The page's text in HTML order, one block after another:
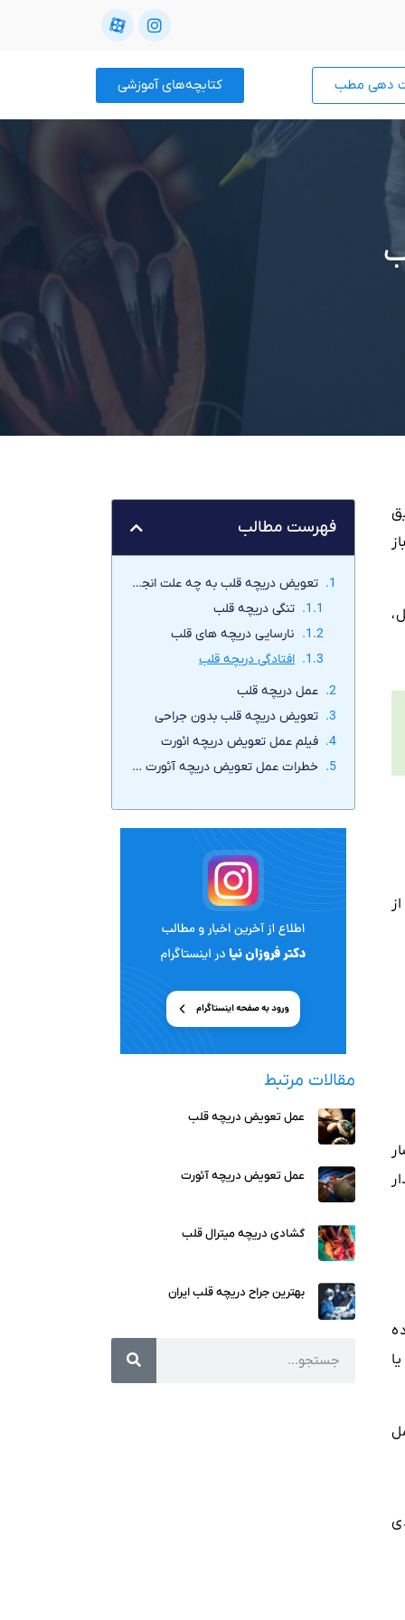
دهی مطب کتابچه‌های آموزشی
فهرست مطالب
تعویض دریچه قلب به چه علت انجام میگیرد؟
تنگی دریچه قلب
نارسایی دریچه های قلب
افتادگی دریچه قلب
عمل دریچه قلب
تعویض دریچه قلب بدون جراحی
فیلم عمل تعویض دریچه ائورت
خطرات عمل تعویض دریچه آئورت قلب
مقالات مرتبط
عمل تعویض دریچه قلب
عمل تعویض دریچه آئورت
گشادی دریچه میترال قلب
بهترین جراح دریچه قلب ایران